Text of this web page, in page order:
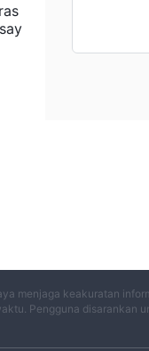
menjaga keakuratan
Pengguna disarankan